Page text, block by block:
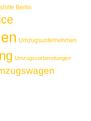
Berlin
Umzugsunternehmen
Umzugsvorbereitungen